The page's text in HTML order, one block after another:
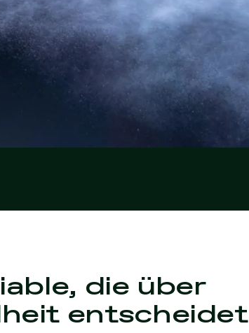
die über
entscheidet